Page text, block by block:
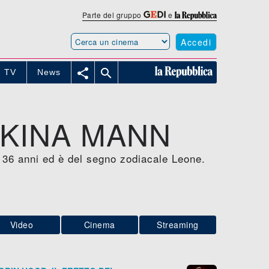
Parte del gruppo e
Accedi
TV News  
MANN
anni ed è del segno zodiacale Leone.
Video Cinema Streaming